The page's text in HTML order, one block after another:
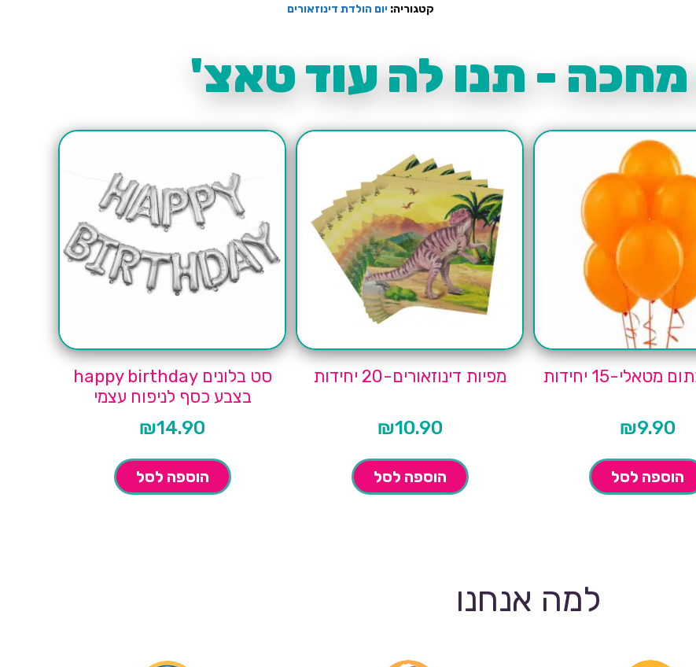
קטגוריה: יום הולדת דינוזאורים
- תנו לה עוד טאצ'
מטאלי-15 יחידות
₪9.90
הוספה לסל
מפיות דינוזאורים-20 יחידות
₪10.90
הוספה לסל
סט בלונים happy birthday
בצבע כסף לניפוח עצמי
₪14.90
הוספה לסל
למה אנחנו